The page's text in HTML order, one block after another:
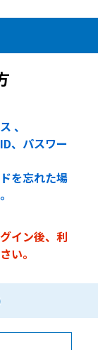
、
、パスワー
を忘れた場
イン後、利
い。